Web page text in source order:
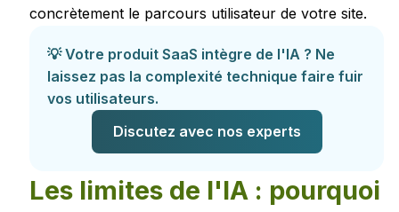
concrètement le parcours utilisateur de votre site.
💡 Votre produit SaaS intègre de l'IA ? Ne
laissez pas la complexité technique faire fuir
vos utilisateurs.
Discutez avec nos experts
Les limites de l'IA : pourquoi